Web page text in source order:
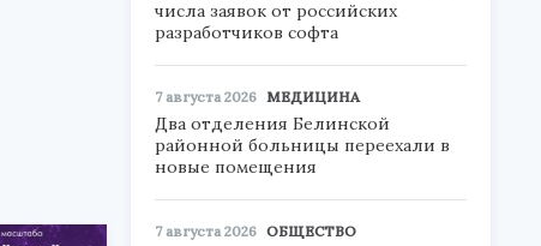
числа заявок от российских
разработчиков софта
7 августа 2026 МЕДИЦИНА
Два отделения Белинской
районной больницы переехали в
новые помещения
7 августа 2026 ОБЩЕСТВО